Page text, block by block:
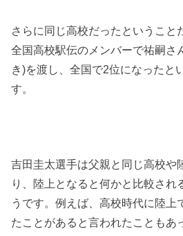
さらに同じ高校だったということ
全国高校駅伝のメンバーで祐嗣さ
き)を渡し、全国で2位になったと
す。
吉田圭太選手は父親と同じ高校や
り、陸上となると何かと比較され
うです。例えば、高校時代に陸上
たことがあると言われたこともあ